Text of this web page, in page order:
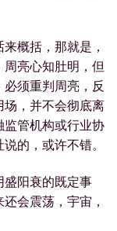
概括，那就是，
亮心知肚明，但
必须重判周亮，反
场，并不会彻底离
管机构或行业协
的，或许不错。
盛阳衰的既定事
会震荡，宇宙，